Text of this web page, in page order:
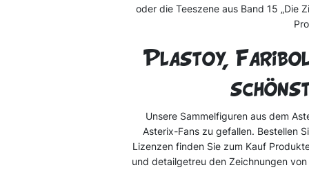
oder die Teeszene aus Band 15 „Die
Plastoy,
Unsere Sammelfiguren aus dem
Asterix-Fans zu gefallen. Bestellen
Lizenzen finden Sie zum Kauf
und detailgetreu den Zeichnungen